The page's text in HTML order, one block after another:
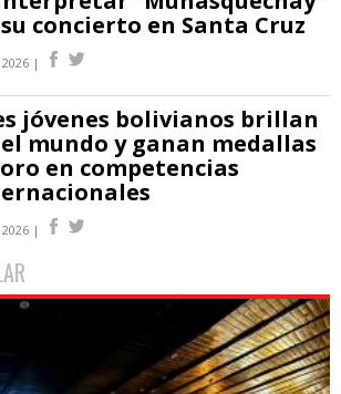
concierto en Santa Cruz
|
jóvenes bolivianos brillan
mundo y ganan medallas
en competencias
|